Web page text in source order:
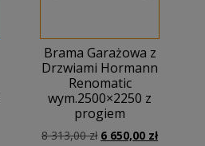
Brama Garażowa z
Drzwiami Hormann
Renomatic
wym.2500×2250 z
progiem
8 313,00zł Pierwotna
6 650,00 złAktualna